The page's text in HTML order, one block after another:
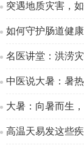
突遇地质灾害，
如何守护肠道健康
名医讲堂：洪涝
中医说大暑：暑
大暑：向暑而生
高温天易发这些